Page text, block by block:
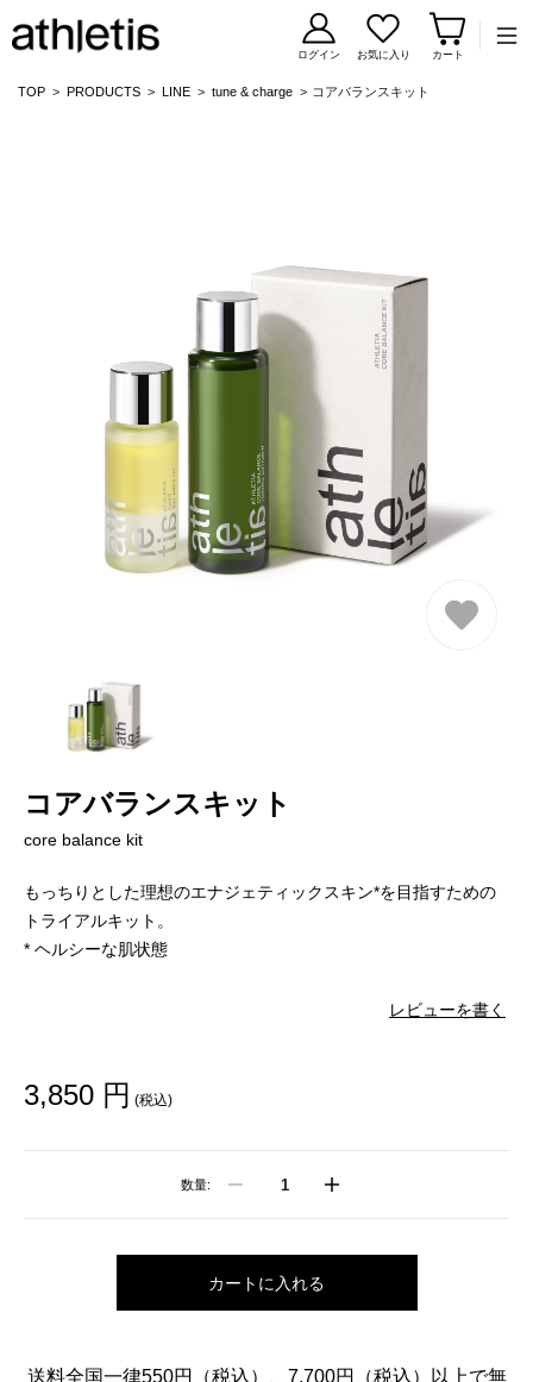
コンテンツに移動
ログイン お気に入り カート
TOP PRODUCTS LINE tune & charge コアバランスキット
コアバランスキット
core balance kit
もっちりとした理想のエナジェティックスキン*を目指すための
トライアルキット。
* ヘルシーな肌状態
レビューを書く
3,850 円 (税込)
数量:
カートに入れる
送料全国一律550円（税込）、7,700円（税込）以上で無